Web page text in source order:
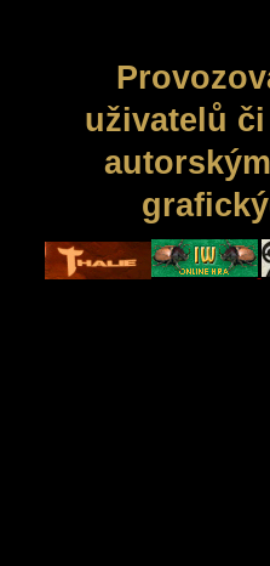
uživatelů